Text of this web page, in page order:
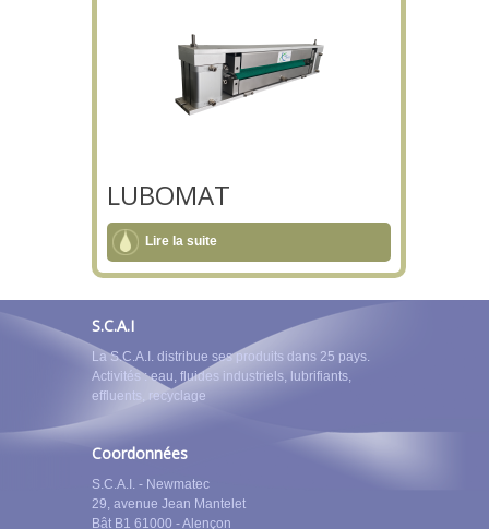
LUBOMAT
Lire la suite
S.C.A.I
La S.C.A.I. distribue ses produits dans 25 pays.
Activités : eau, fluides industriels, lubrifiants,
effluents, recyclage
Coordonnées
S.C.A.I. - Newmatec
29, avenue Jean Mantelet
Bât B1 61000 - Alençon